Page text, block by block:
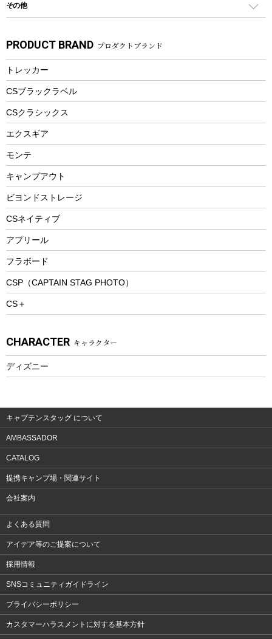
カトラリー
マグカップ、カップ
ステンレスボトル
フードボトル
トレー
ランチョンマット
ランチボックス
その他アウトドア雑貨
スプレー関係
ツール、他
パドル
ヘルメット
エアーポンプ
アクセサリー
自転車ウェア
ラッシュガード
パラソル
フローティングベスト
ヘルメット
エアーポンプ
ビーチテント
ウィンター
スノーシュー
防寒ウェア
トレッキング
トレッキングアクセサリー
プレイグッズ
ウェルネス
ウェア、タオル
ウェア
その他
湯たんぽ
防災用品
PRODUCT BRAND プロダクトブランド
トレッカー
CSブラックラベル
CSクラシックス
エクスギア
モンテ
キャンプアウト
ビヨンドストレージ
CSネイティブ
アプリール
フラボード
CSP（CAPTAIN STAG PHOTO）
CS＋
CHARACTER キャラクター
ディズニー
キャプテンスタッグ について
AMBASSADOR
CATALOG
提携キャンプ場・関連サイト
会社案内
よくある質問
アイデア等のご提案について
採用情報
SNSコミュニティガイドライン
プライバシーポリシー
カスタマーハラスメントに対する基本方針